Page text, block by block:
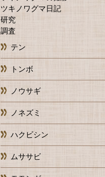
ツキノワグマ日記
研究
調査
テン
トンボ
ノウサギ
ノネズミ
ハクビシン
ムササビ